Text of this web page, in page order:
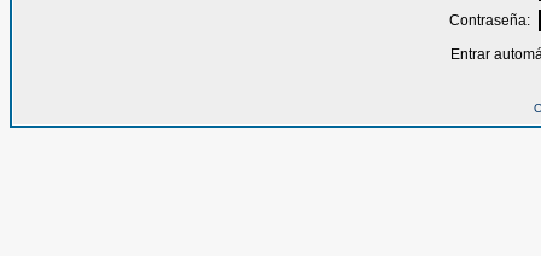
Contraseña:
Entrar